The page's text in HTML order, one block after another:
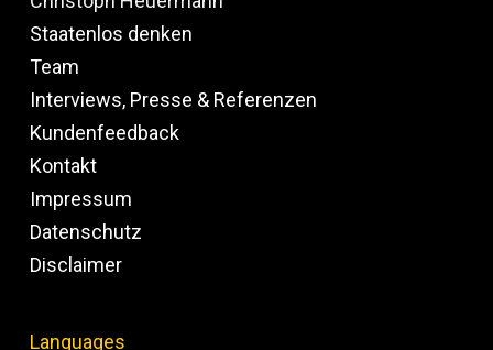
Staatenlos denken
Team
Interviews, Presse & Referenzen
Kundenfeedback
Kontakt
Impressum
Datenschutz
Disclaimer
Languages